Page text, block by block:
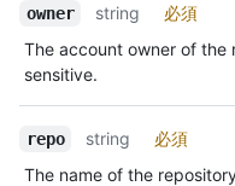
owner string
必須
The account owner of the
sensitive.
repo string
必須
The name of the